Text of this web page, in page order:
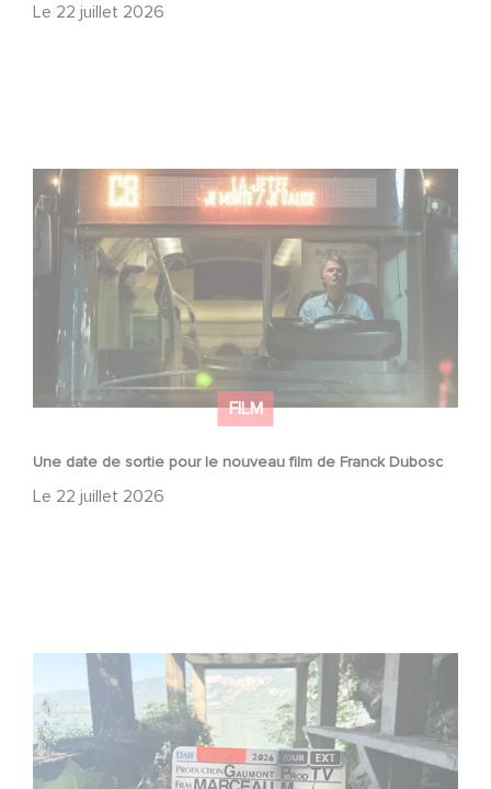
Le 22 juillet 2026
FILM
Une date de sortie pour le nouveau film de Franck Dubosc
Le 22 juillet 2026
Une date de sortie pour le nouveau film de Franck
Dubosc
Le tournage de la mini-série Le Roman de Marceau Miller
a débuté